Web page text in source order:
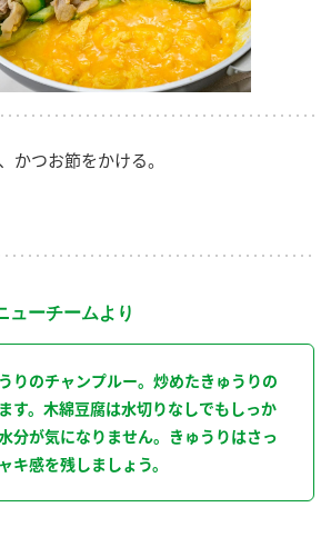
かつお節をかける。
ューチームより
りのチャンプルー。炒めたきゅうりの
す。木綿豆腐は水切りなしでもしっか
分が気になりません。きゅうりはさっ
キ感を残しましょう。